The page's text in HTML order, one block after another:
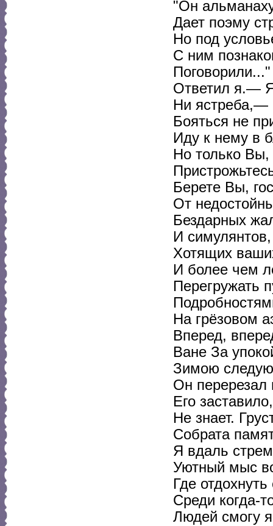
"Он
Дает поэму
Но под
С ним
Ответил я.—
Ни
Бояться не
Иду к нему в
Но только
Берете Вы,
От
Бездарных
И
Хотящих
И более чем
Перегружать
На грёзовом
Вперед,
Ване За
Зимою
Он перерезал
Его
Не знает.
Собрата
Я вдаль
Уютный мыс
Где
Среди когда-
Людей смогу